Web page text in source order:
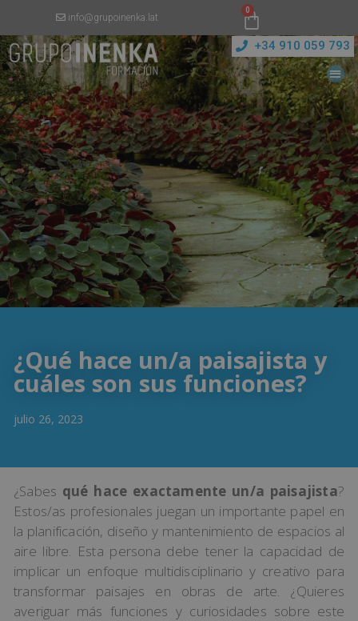
info@grupoinenka.lat
0
+34 910 059 793
¿Qué hace un/a paisajista y
cuáles son sus funciones?
julio 26, 2023
¿Sabes qué hace exactamente un/a paisajista?
Estos/as profesionales juegan un importante papel en
la planificación, diseño y mantenimiento de espacios al
aire libre. Esta persona debe tener la capacidad de
implicar un enfoque multidisciplinario y creativo para
transformar paisajes en obras de arte. ¿Quieres
averiguar más funciones y curiosidades sobre este